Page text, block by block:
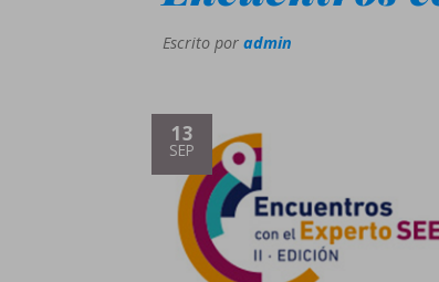
Escrito por admin
13
SEP